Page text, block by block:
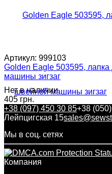
Артикул: 999103
Golden Eagle 503595,
машины зигзаг
Нет в наличии
405 грн.
+38 (097) 450 30 85+38
Лейпцигская 15
Мы в соц. сетях
Компания